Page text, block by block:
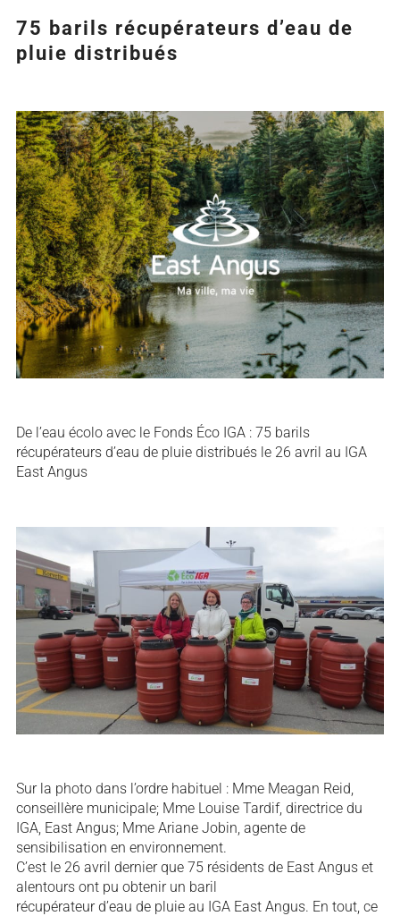
75 barils récupérateurs d’eau de
pluie distribués
Agrandir
l&apos;image
De l’eau écolo avec le Fonds Éco IGA : 75 barils
récupérateurs d’eau de pluie distribués le 26 avril au IGA
East Angus
Sur la photo dans l’ordre habituel : Mme Meagan Reid,
conseillère municipale; Mme Louise Tardif, directrice du
IGA, East Angus; Mme Ariane Jobin, agente de
sensibilisation en environnement.
C’est le 26 avril dernier que 75 résidents de East Angus et
alentours ont pu obtenir un baril
récupérateur d’eau de pluie au IGA East Angus. En tout, ce